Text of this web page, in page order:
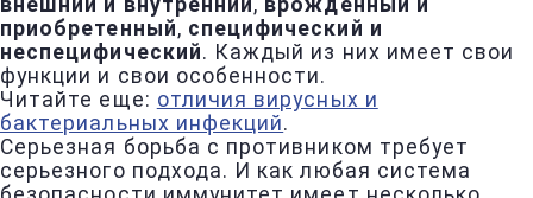
внешний и внутренний, врожденный и
приобретенный, специфический и
неспецифический. Каждый из них имеет свои
функции и свои особенности.
Читайте еще: отличия вирусных и
бактериальных инфекций.
Серьезная борьба с противником требует
серьезного подхода. И как любая система